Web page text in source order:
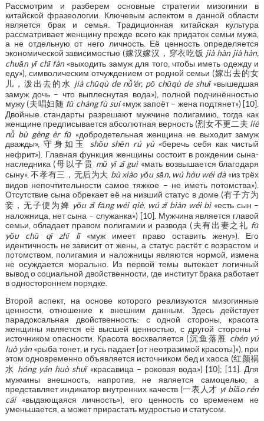
Рассмотрим и разберем основные стратегии мизогинии в
китайской фразеологии. Ключевым аспектом в данной области
является брак и семья. Традиционная китайская культура
рассматривает женщину прежде всего как придаток семьи мужа,
а не отдельную от него личность. Её ценность определяется
экономической зависимостью (嫁汉嫁汉，穿衣吃饭 jià hàn jià hàn,
chuān yī chī fàn«выходить замуж для того, чтобы иметь одежду и
еду»), символическим отчуждением от родной семьи (嫁出去的女
儿，泼出去的水 jià chūqù de nǚ'ér, pō chūqù de shuǐ«вышедшая
замуж дочь – что выплеснутая вода»), полной подчинённостью
мужу (夫唱妇随 fū chàng fù suí«муж запоёт – жена подтянет») [10].
Двойные стандарты разрешают мужчине полигамию, тогда как
женщине предписывается абсолютная верность (烈女不更二夫 liè
nǚ bù gèng èr fū «добродетельная женщина не выходит замуж
дважды», 守身如玉 shǒu shēn rú yù«беречь себя как чистый
нефрит»). Главная функция женщины состоит в рождении сына-
наследника (母以子贵 mǔ yǐ zǐ guì «мать возвышается благодаря
сыну», 不孝有三，无后为大 bù xiào yǒu sān, wú hòu wéi dà«из трёх
видов непочтительности самое тяжкое – не иметь потомства»).
Отсутствие сына обрекает её на низший статус в доме (有子方为
妾，无子便为婢 yǒu zǐ fāng wéi qiè, wú zǐ biàn wéi bì «есть сын –
наложница, нет сына – служанка») [10]. Мужчина является главой
семьи, обладает правом полигамии и развода (夫有出妻之礼 fū
yǒu chū qī zhī lǐ «муж имеет право оставить жену»). Его
идентичность не зависит от жены, а статус растёт с возрастом и
потомством, полигамия и наложницы являются нормой, измена
не осуждается морально. Из первой темы вытекает логичный
вывод о социальной двойственности, где институт брака работает
в одностороннем порядке.
Второй аспект, на основе которого реализуются мизогинные
ценности, отношение к внешним данным. Здесь действует
парадоксальная двойственность: с одной стороны, красота
женщины является её высшей ценностью, с другой стороны –
источником опасности. Красота восхваляется (沉鱼落雁 chén yú
luò yàn«рыба тонет, и гусь падает [от неотразимой красоты]»), при
этом одновременно объявляется источником бед и хаоса (红颜祸
水 hóng yán huò shuǐ«красавица – роковая вода») [10]; [11]. Для
мужчины внешность, напротив, не является самоцелью, а
представляет индикатор внутренних качеств (一表人才 yī biǎo rén
cái «выдающаяся личность»), его ценность со временем не
уменьшается, а может прирастать мудростью и статусом.